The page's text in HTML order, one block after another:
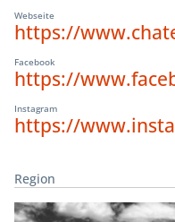
Webseite
https://
Facebook
https://
Instagram
https://
Region